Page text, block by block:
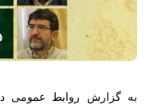
به گزارش روابط عمومی